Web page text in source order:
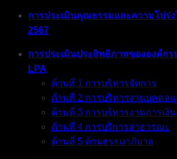
การประเมินคุณธรรมและความโปร่ง
2567
การประเมินประสิทธิภาพขององค์ก
LPA
ด้านที่ 1 การบริหารจัดการ
ด้านที่ 2 การบริหารงานบุคคล
ด้านที่ 3 การบริหารงานการเงิ
ด้านที่ 4 การบริการสาธารณะ
ด้านที่ 5 ด้านธรรมาภิบาล